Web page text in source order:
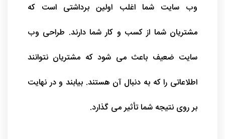
وب سایت شما اغلب اولین برداشتی است که
مشتریان شما از کسب و کار شما دارند. طراحی وب
سایت ضعیف باعث می شود که مشتریان نتوانند
اطلاعاتی را که به دنبال آن هستند. بیابند و در نهایت
بر روی نتیجه شما تأثیر می گذارد.